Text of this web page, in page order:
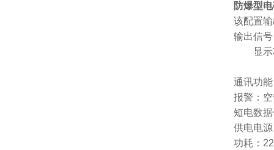
防爆型
该配置
输出信
流量显
通讯功
报警：
短电数
供电电
功耗：